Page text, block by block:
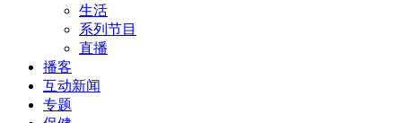
生活
系列节目
直播
播客
互动新闻
专题